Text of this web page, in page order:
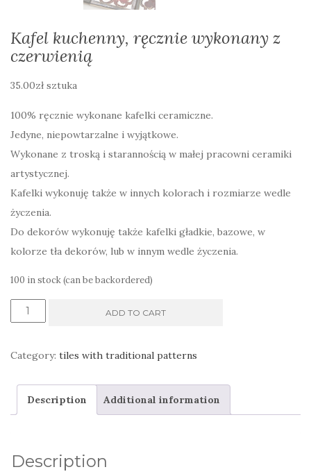
Kafel kuchenny, ręcznie wykonany z
czerwienią
35.00zł sztuka
100% ręcznie wykonane kafelki ceramiczne.
Jedyne, niepowtarzalne i wyjątkowe.
Wykonane z troską i starannością w małej pracowni ceramiki
artystycznej.
Kafelki wykonuję także w innych kolorach i rozmiarze wedle
życzenia.
Do dekorów wykonuję także kafelki gładkie, bazowe, w
kolorze tła dekorów, lub w innym wedle życzenia.
100 in stock (can be backordered)
Kafel
czerwienią
ADD TO CART
Category: tiles with traditional patterns
Description Additional information
Description